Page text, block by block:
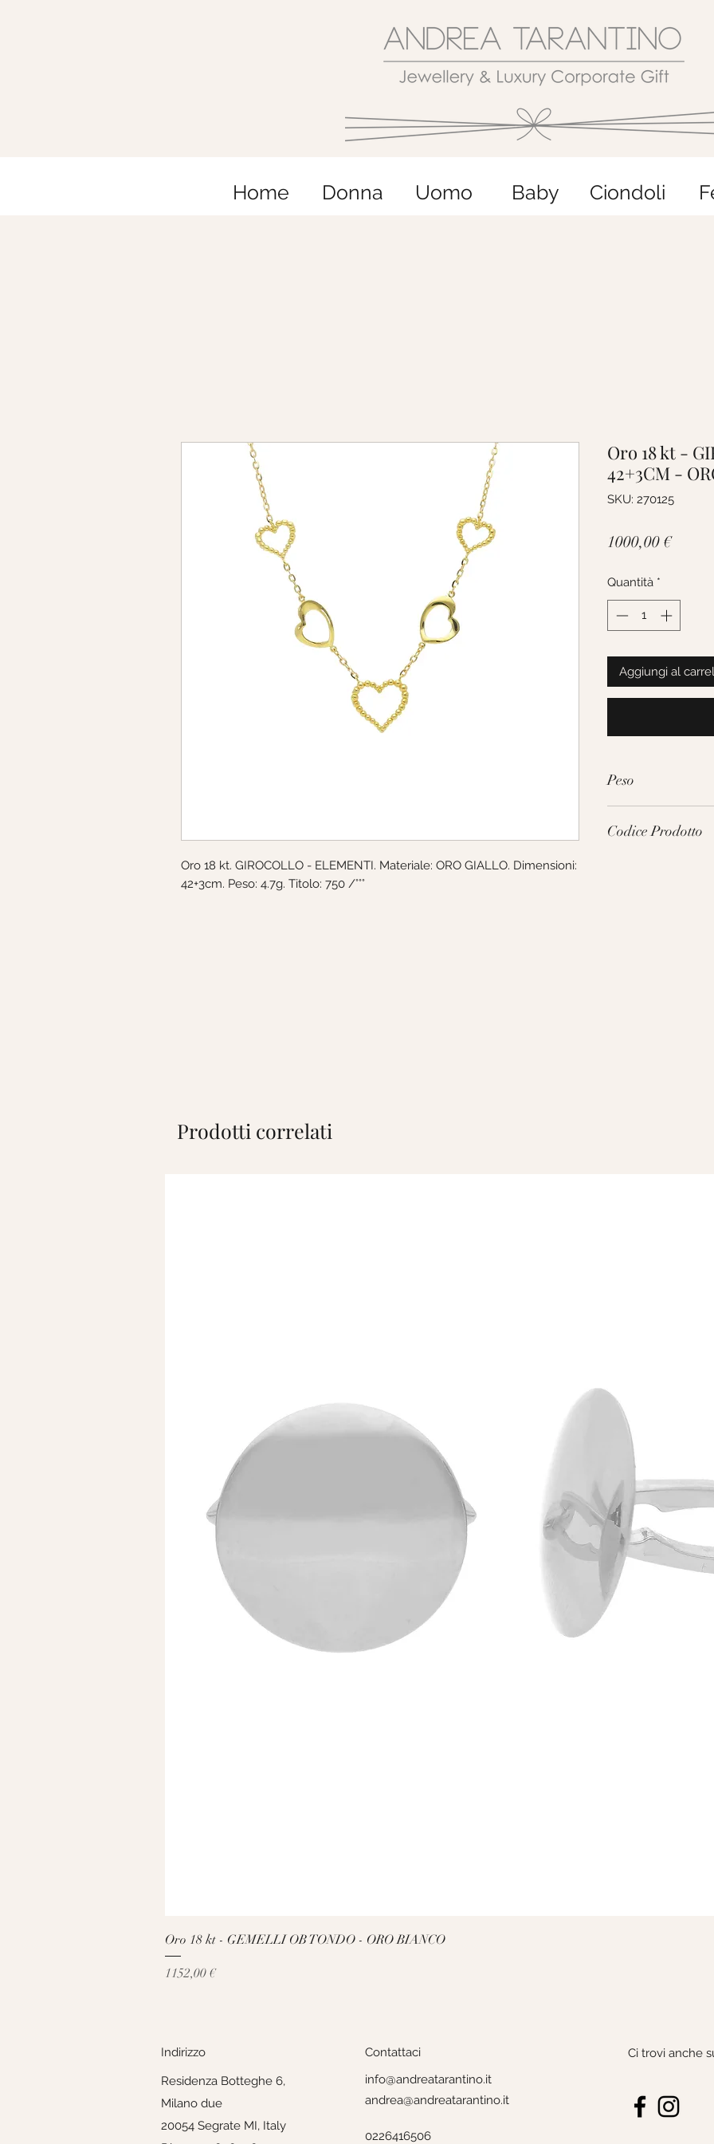
Home Donna Uomo Baby Ciondoli
Oro 18 kt. GIROCOLLO - ELEMENTI. Materiale: ORO GIALLO. Dimensioni:
42+3cm. Peso: 4.7g. Titolo: 750 /°°°
Oro 18 kt -
42+3CM -
SKU: 270125
1000,00 €Prezzo
Quantità *
Aggiungi al
Peso
Codice Prodotto
Prodotti correlati
Oro 18 kt - GEMELLI OB TONDO - ORO BIANCO
Prezzo
1152,00 €
Indirizzo
Residenza Botteghe 6,
Milano due
20054 Segrate MI, Italy
Contattaci
info@andreatarantino.it
andrea@andreatarantino.it
0226416506
Ci trovi anche